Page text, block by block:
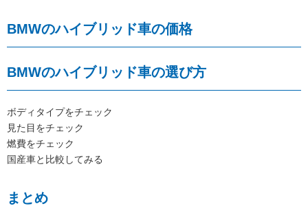
BMWのハイブリッド車の価格
BMWのハイブリッド車の選び方
ボディタイプをチェック
見た目をチェック
燃費をチェック
国産車と比較してみる
まとめ